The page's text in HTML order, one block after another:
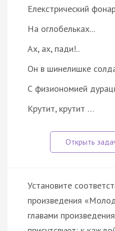
Елекстрический
На оглобельках...
Ах, ах, пади!..
Он в шинелишке
С физиономией
Крутит, крутит …
Установите
произведения
главами